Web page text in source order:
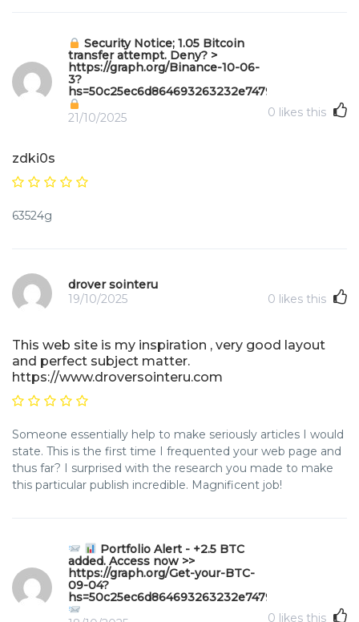
Security Notice; 1.05 Bitcoin
transfer attempt. Deny? >
https://graph.org/Binance-10-06-
3?
hs=50c25ec6d864693263232e747970b49f&
21/10/2025
0 likes this
zdki0s
63524g
drover sointeru
19/10/2025
0 likes this
This web site is my inspiration , very good layout
and perfect subject matter.
https://www.droversointeru.com
Someone essentially help to make seriously articles I would
state. This is the first time I frequented your web page and
thus far? I surprised with the research you made to make
this particular publish incredible. Magnificent job!
Portfolio Alert - +2.5 BTC
added. Access now >>
https://graph.org/Get-your-BTC-
09-04?
hs=50c25ec6d864693263232e747970b49f&
0 likes this